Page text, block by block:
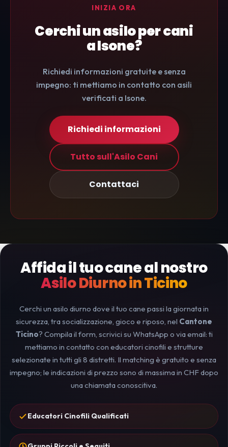
INIZIA ORA
Cerchi un asilo per cani
a Isone?
Richiedi informazioni gratuite e senza
impegno: ti mettiamo in contatto con asili
verificati a Isone.
Richiedi informazioni
Tutto sull'Asilo Cani
Contattaci
Affida il tuo cane al nostro
Asilo Diurno in Ticino
Cerchi un asilo diurno dove il tuo cane passi la giornata in
sicurezza, tra socializzazione, gioco e riposo, nel Cantone
Ticino? Compila il form, scrivici su WhatsApp o via email: ti
mettiamo in contatto con educatori cinofili e strutture
selezionate in tutti gli 8 distretti. Il matching è gratuito e senza
impegno; le indicazioni di prezzo sono di massima in CHF dopo
una chiamata conoscitiva.
Educatori Cinofili Qualificati